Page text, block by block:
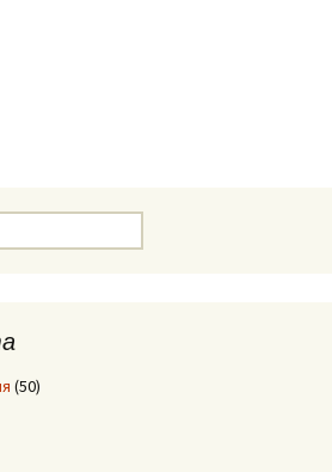
теплообменника котла. Причины и
(50)